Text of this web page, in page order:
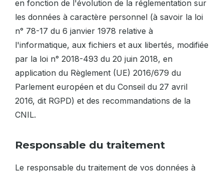
en fonction de l'évolution de la réglementation sur
les données à caractère personnel (à savoir la loi
n° 78-17 du 6 janvier 1978 relative à
l'informatique, aux fichiers et aux libertés, modifiée
par la loi n° 2018-493 du 20 juin 2018, en
application du Règlement (UE) 2016/679 du
Parlement européen et du Conseil du 27 avril
2016, dit RGPD) et des recommandations de la
CNIL.
Responsable du traitement
Le responsable du traitement de vos données à